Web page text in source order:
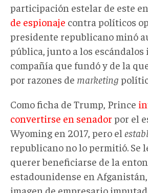
participación estelar de este en
de espionaje contra políticos
presidente republicano minó
pública, junto a los escándalos
compañía que fundó y de la
por razones de marketing
Como ficha de Trump, Prince
convertirse en senador por el
Wyoming en 2017, pero el
republicano no lo permitió. Se
querer beneficiarse de la
estadounidense en
imagen de empresario